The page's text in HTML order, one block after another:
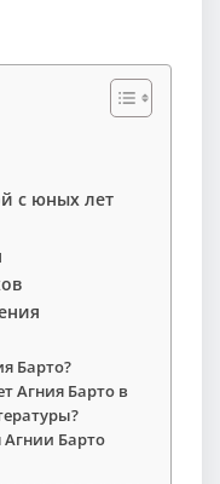
с юных лет
Барто?
Агния Барто в
Агнии Барто